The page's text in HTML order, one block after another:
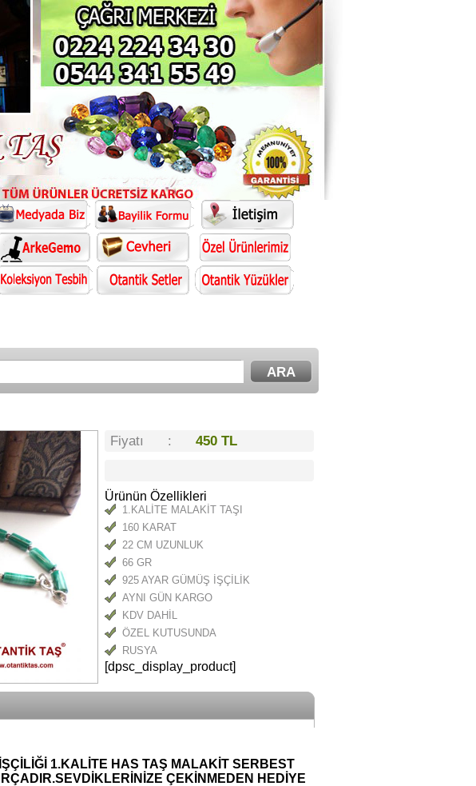
Fiyatı : 450 TL
Ürünün Özellikleri
1.KALİTE MALAKİT TAŞI
160 KARAT
22 CM UZUNLUK
66 GR
925 AYAR GÜMÜŞ İŞÇİLİK
AYNI GÜN KARGO
KDV DAHİL
ÖZEL KUTUSUNDA
RUSYA
[dpsc_display_product]
1.KALİTE HAS TAŞ MALAKİT SERBEST
ÇEKİNMEDEN HEDİYE